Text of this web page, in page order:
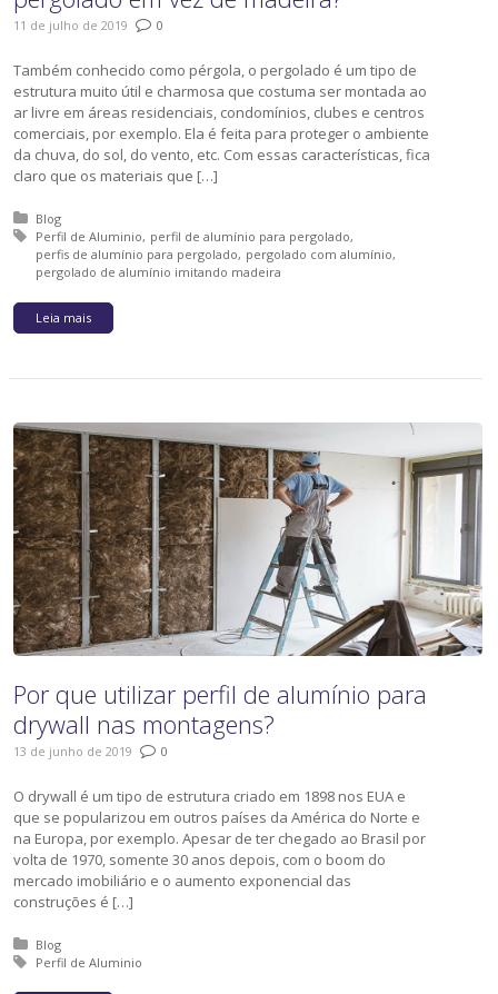
11 de julho de 2019 0
Também conhecido como pérgola, o pergolado é um tipo de
estrutura muito útil e charmosa que costuma ser montada ao
ar livre em áreas residenciais, condomínios, clubes e centros
comerciais, por exemplo. Ela é feita para proteger o ambiente
da chuva, do sol, do vento, etc. Com essas características, fica
claro que os materiais que […]
Posted in:
Blog
Tagged with:
Perfil de Aluminio perfil de alumínio para pergolado
perfis de alumínio para pergolado pergolado com alumínio
pergolado de alumínio imitando madeira
Leia mais
Por que utilizar perfil de alumínio para
drywall nas montagens?
13 de junho de 2019 0
O drywall é um tipo de estrutura criado em 1898 nos EUA e
que se popularizou em outros países da América do Norte e
na Europa, por exemplo. Apesar de ter chegado ao Brasil por
volta de 1970, somente 30 anos depois, com o boom do
mercado imobiliário e o aumento exponencial das
construções é […]
Posted in:
Blog
Tagged with:
Perfil de Aluminio